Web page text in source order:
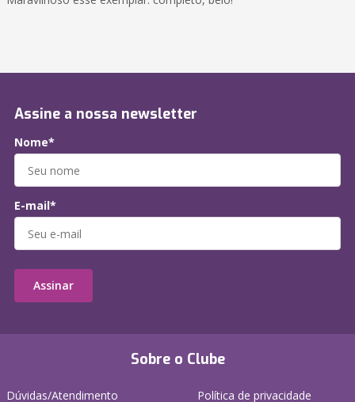
Sobre o Clube
Dúvidas/Atendimento
Política de privacidade
Assine a nossa newsletter
Nome*
E-mail*
Assinar